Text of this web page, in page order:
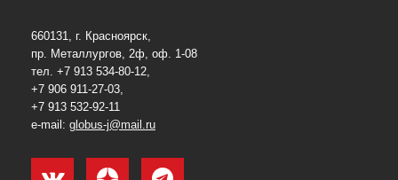
660131, г. Красноярск,
пр. Металлургов, 2ф, оф. 1-08
тел. +7 913 534-80-12,
+7 906 911-27-03,
+7 913 532-92-11
e-mail: globus-j@mail.ru